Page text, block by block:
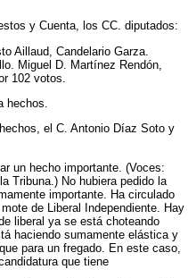
y Cuenta, los CC. diputados:
Aillaud, Candelario Garza.
Miguel D. Martínez Rendón,
102 votos.
hechos.
el C. Antonio Díaz Soto y
un hecho importante. (Voces:
Tribuna.) No hubiera pedido la
importante. Ha circulado
de Liberal Independiente. Hay
liberal ya se está choteando
haciendo sumamente elástica y
para un fregado. En este caso,
que tiene